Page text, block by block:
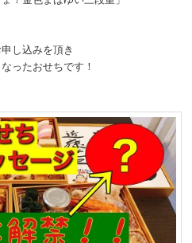
し込みを頂き
ったおせちです！